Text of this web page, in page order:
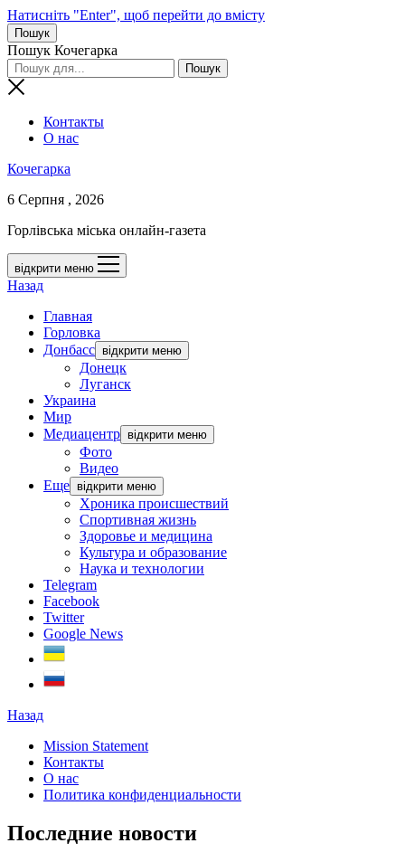
Натисніть "Enter", щоб перейти до вмісту
Пошук
Пошук Кочегарка
Контакты
О нас
Кочегарка
6 Серпня , 2026
Горлівська міська онлайн-газета
відкрити меню
Назад
Главная
Горловка
Донбасс відкрити меню
Донецк
Луганск
Украина
Мир
Медиацентр відкрити меню
Фото
Видео
Еще відкрити меню
Хроника происшествий
Спортивная жизнь
Здоровье и медицина
Культура и образование
Наука и технологии
Telegram
Facebook
Twitter
Google News
Назад
Mission Statement
Контакты
О нас
Политика конфиденциальности
Последние новости